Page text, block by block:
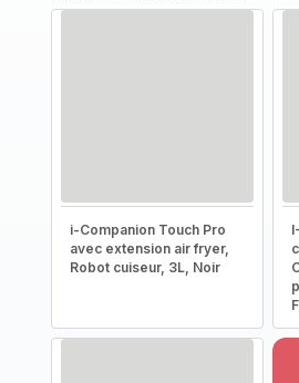
i-Companion Touch Pro
avec extension air fryer,
Robot cuiseur, 3L, Noir